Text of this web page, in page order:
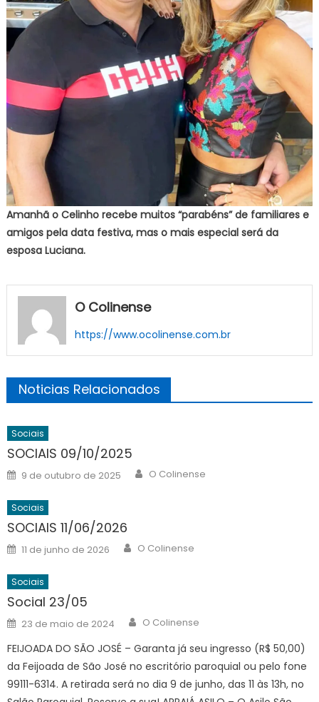
Amanhã o Celinho recebe muitos “parabéns” de familiares e
amigos pela data festiva, mas o mais especial será da
esposa Luciana.
O Colinense
https://www.ocolinense.com.br
Noticias Relacionados
Sociais
SOCIAIS 09/10/2025
Posted
on
9 de outubro de 2025 Author
O Colinense
Sociais
SOCIAIS 11/06/2026
Posted
on
11 de junho de 2026 Author
O Colinense
Sociais
Social 23/05
Posted
on
23 de maio de 2024 Author
O Colinense
FEIJOADA DO SÃO JOSÉ – Garanta já seu ingresso (R$ 50,00)
da Feijoada de São José no escritório paroquial ou pelo fone
99111-6314. A retirada será no dia 9 de junho, das 11 às 13h, no